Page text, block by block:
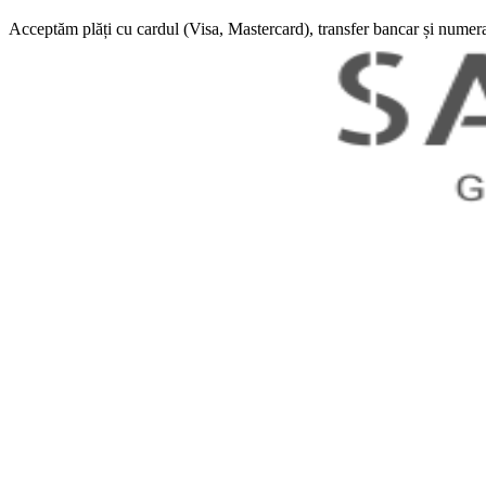
Acceptăm plăți cu cardul (Visa, Mastercard), transfer bancar și